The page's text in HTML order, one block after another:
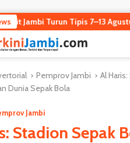
Tipis 7–13 Agustus 2026, Kini
Pemprov Jambi
Al
Dunia Sepak Bola
Jambi
Stadion Sepak